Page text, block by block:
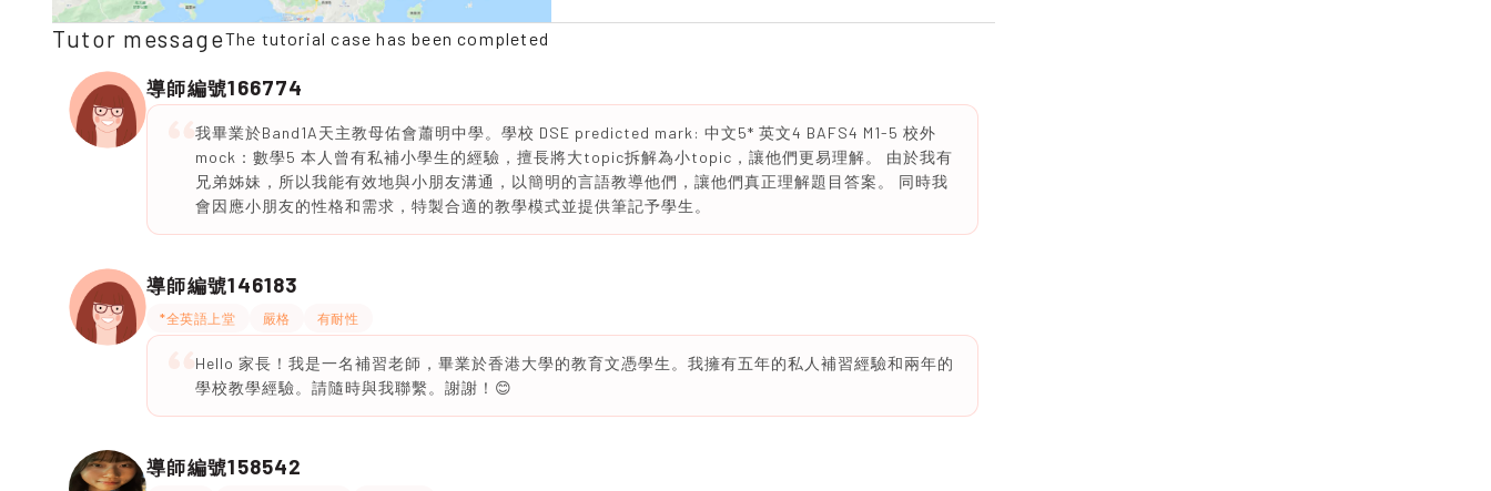
Tutor messageThe tutorial case has been completed
導師編號166774
我畢業於Band1A天主教母佑會蕭明中學。學校 DSE predicted mark: 中文5* 英文4 BAFS4 M1-5 校外
mock：數學5 本人曾有私補小學生的經驗，擅長將大topic拆解為小topic，讓他們更易理解。 由於我有
兄弟姊妹，所以我能有效地與小朋友溝通，以簡明的言語教導他們，讓他們真正理解題目答案。 同時我
會因應小朋友的性格和需求，特製合適的教學模式並提供筆記予學生。
導師編號146183
*全英語上堂 嚴格 有耐性
Hello 家長！我是一名補習老師，畢業於香港大學的教育文憑學生。我擁有五年的私人補習經驗和兩年的
學校教學經驗。請隨時與我聯繫。謝謝！😊
導師編號158542